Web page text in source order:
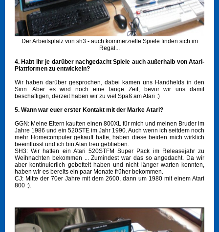
Der Arbeitsplatz von sh3 - auch kommerzielle Spiele finden sich im
Regal...
4. Habt ihr je darüber nachgedacht Spiele auch außerhalb von Atari-
Plattformen zu entwickeln?
Wir haben darüber gesprochen, dabei kamen uns Handhelds in den
Sinn. Aber es wird noch eine lange Zeit, bevor wir uns damit
beschäftigen, derzeit haben wir zu viel Spaß am Atari :)
5. Wann war euer erster Kontakt mit der Marke Atari?
GGN: Meine Eltern kauften einen 800XL für mich und meinen Bruder im
Jahre 1986 und ein 520STE im Jahr 1990. Auch wenn ich seitdem noch
mehr Homecomputer gekauft hatte, haben diese beiden mich wirklich
beeinflusst und ich bin Atari treu geblieben.
SH3: Wir hatten ein Atari 520STFM Super Pack im Releasejahr zu
Weihnachten bekommen ... Zumindest war das so angedacht. Da wir
aber kontinuierlich gebettelt haben und nicht länger warten konnten,
haben wir es bereits ein paar Monate früher bekommen.
CJ: Mitte der 70er Jahre mit dem 2600, dann um 1980 mit einem Atari
800 :).